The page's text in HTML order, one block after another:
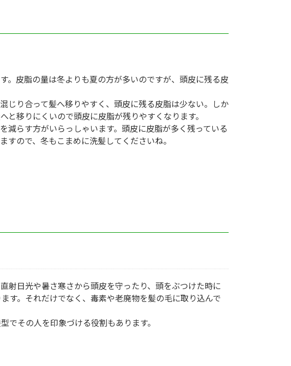
。皮脂の量は冬よりも夏の方が多いのですが、頭皮に残る皮
じり合って髪へ移りやすく、頭皮に残る皮脂は少ない。しか
と移りにくいので頭皮に皮脂が残りやすくなります。
減らす方がいらっしゃいます。頭皮に皮脂が多く残っている
すので、冬もこまめに洗髪してくださいね。
射日光や暑さ寒さから頭皮を守ったり、頭をぶつけた時に
す。それだけでなく、毒素や老廃物を髪の毛に取り込んで
でその人を印象づける役割もあります。